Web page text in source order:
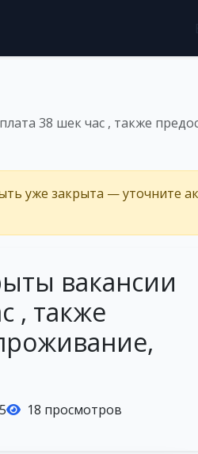
38 шек час , также
уже закрыта — уточните
вакансии
, также
18 просмотров